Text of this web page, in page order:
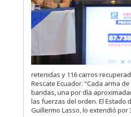
retenidas y 116 carros
Rescate Ecuador.“Cada arma
bandas, una por día
las fuerzas del orden.El Estado
Guillermo Lasso, lo extendió